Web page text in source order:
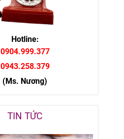
Hotline:
0904.999.377
0943.258.379
(Ms. Nương)
TIN TỨC